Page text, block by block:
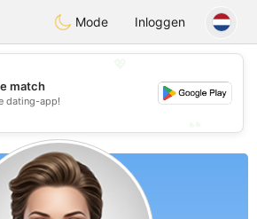
Maroc Dating
Mode Inloggen
💕
match
dating-app!